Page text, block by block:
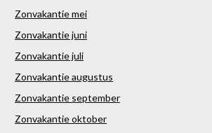
Zonvakantie mei
Zonvakantie juni
Zonvakantie juli
Zonvakantie augustus
Zonvakantie september
Zonvakantie oktober